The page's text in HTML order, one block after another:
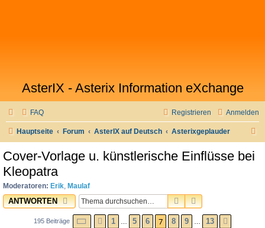
AsterIX - Asterix Information eXchange
FAQ Anmelden
Registrieren
Hauptseite Forum AsterIX auf Deutsch Asterixgeplauder
Cover-Vorlage u. künstlerische Einflüsse bei
Kleopatra
Moderatoren: Erik, Maulaf
ANTWORTEN SUCHEERWEITERTE
195 Beiträge SEITE7 VON 13
VORHERIGE
1 … 5 6 7 8 9 … 13